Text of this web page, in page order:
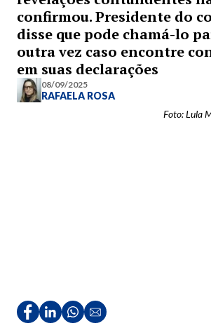
confirmou. Presidente do
disse que pode chamá-lo
outra vez caso encontre
em suas declarações
08/09/2025
RAFAELA ROSA
Foto: Lula